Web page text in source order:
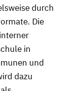
durch
Die
in
und
dazu